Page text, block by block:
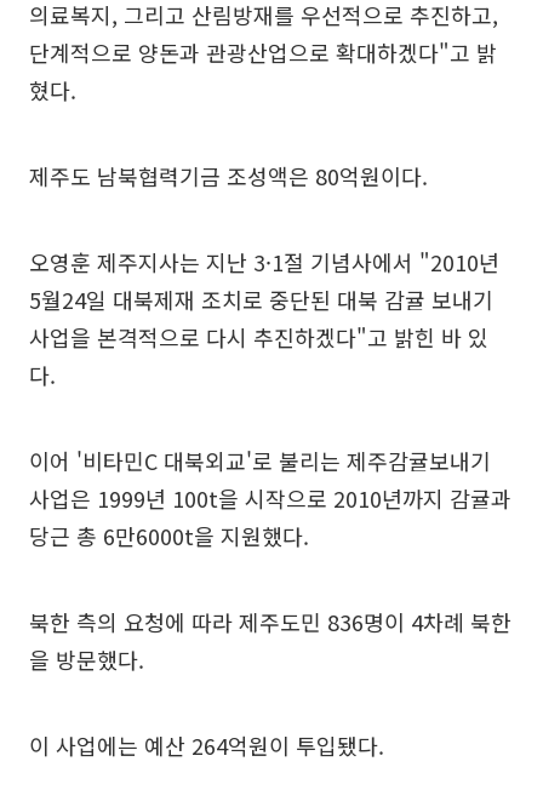
의료복지, 그리고 산림방재를 우선적으로 추진하고,
단계적으로 양돈과 관광산업으로 확대하겠다"고 밝
혔다.
제주도 남북협력기금 조성액은 80억원이다.
오영훈 제주지사는 지난 3·1절 기념사에서 "2010년
5월24일 대북제재 조치로 중단된 대북 감귤 보내기
사업을 본격적으로 다시 추진하겠다"고 밝힌 바 있
다.
이어 '비타민C 대북외교'로 불리는 제주감귤보내기
사업은 1999년 100t을 시작으로 2010년까지 감귤과
당근 총 6만6000t을 지원했다.
북한 측의 요청에 따라 제주도민 836명이 4차례 북한
을 방문했다.
이 사업에는 예산 264억원이 투입됐다.